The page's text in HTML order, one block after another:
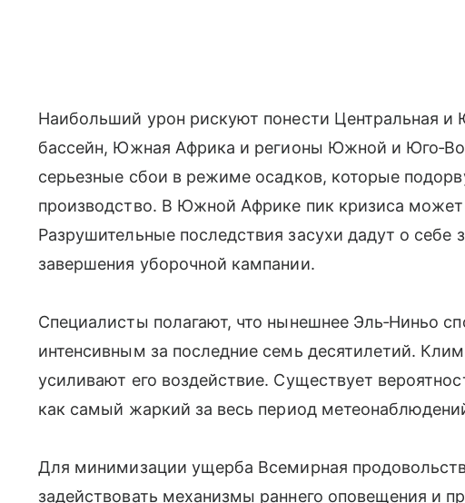
Наибольший урон рискуют понести Центральная
бассейн, Южная Африка и регионы Южной и
серьезные сбои в режиме осадков, которые
производство. В Южной Африке пик кризиса
Разрушительные последствия засухи дадут о себе
завершения уборочной кампании.
Специалисты полагают, что нынешнее Эль‑Ниньо
интенсивным за последние семь десятилетий.
усиливают его воздействие. Существует
как самый жаркий за весь период
Для минимизации ущерба Всемирная
задействовать механизмы раннего оповещения и